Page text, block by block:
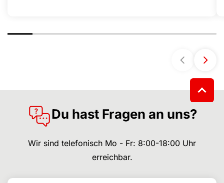
Du hast Fragen an uns?
Wir sind telefonisch Mo - Fr: 8:00-18:00 Uhr
erreichbar.